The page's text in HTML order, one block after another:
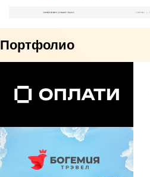
Портфолио
Интеграция платежного
сервиса Оплати